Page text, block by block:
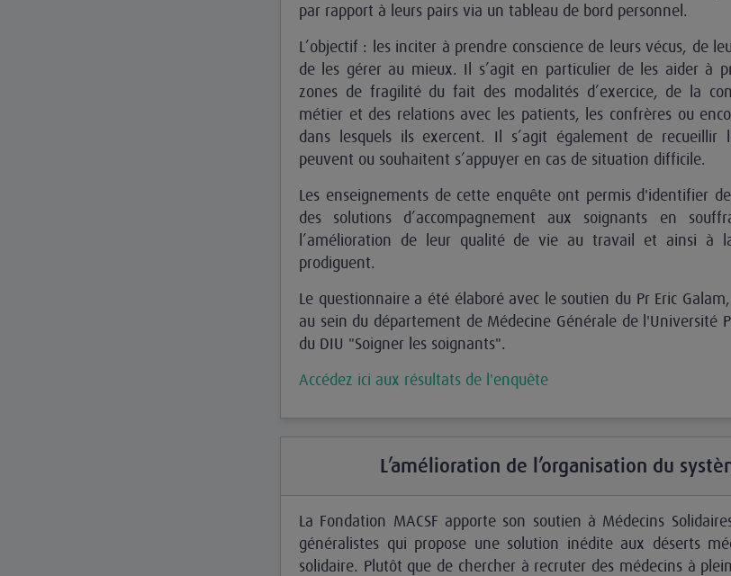
par rapport à leurs pairs via un tableau de bord personnel.
L’objectif : les inciter à prendre conscience de leurs vécus, de
de les gérer au mieux. Il s’agit en particulier de les aider à
zones de fragilité du fait des modalités d’exercice, de la
métier et des relations avec les patients, les confrères ou
dans lesquels ils exercent. Il s’agit également de recueillir
peuvent ou souhaitent s’appuyer en cas de situation difficile.
Les enseignements de cette enquête ont permis d'identifier
des solutions d’accompagnement aux soignants en
l’amélioration de leur qualité de vie au travail et ainsi à
prodiguent.
Le questionnaire a été élaboré avec le soutien du Pr Eric
au sein du département de Médecine Générale de l'Université
du DIU "Soigner les soignants".
Accédez ici aux résultats de l'enquête
L’amélioration de l’organisation du
La Fondation MACSF apporte son soutien à Médecins
généralistes qui propose une solution inédite aux déserts
solidaire. Plutôt que de chercher à recruter des médecins à